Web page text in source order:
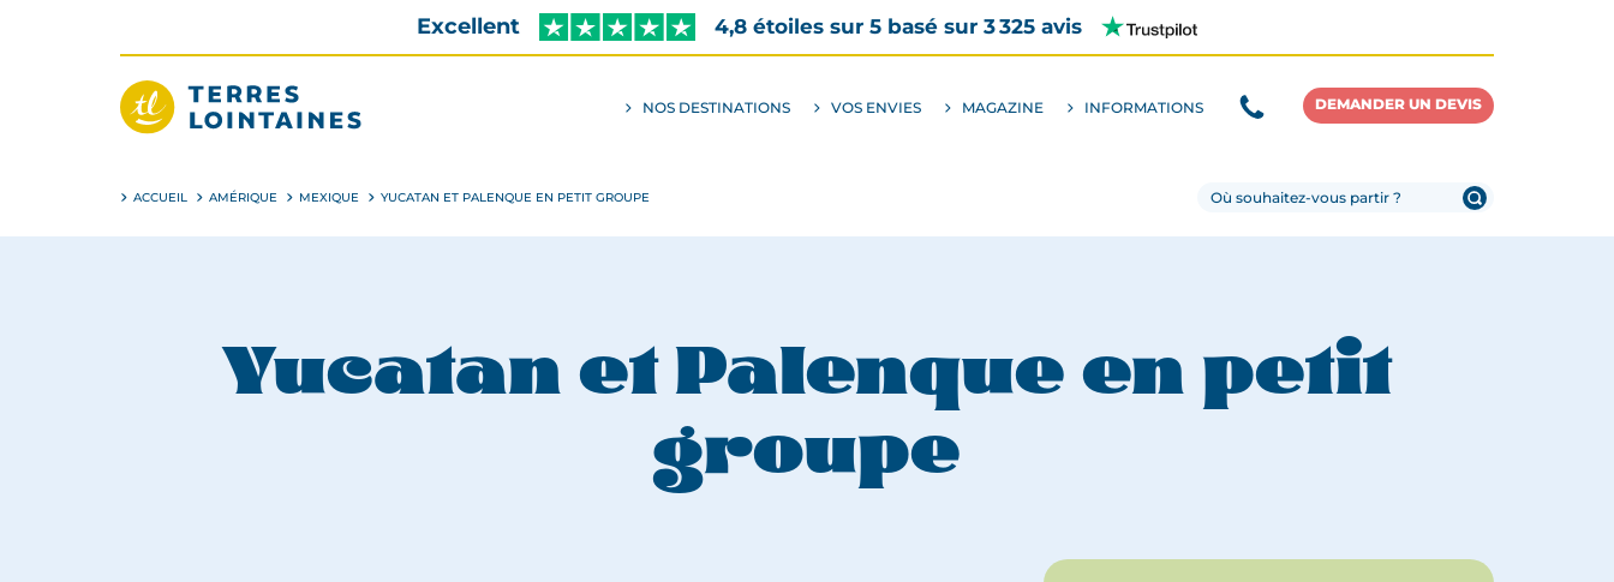
contenu
Excellent 4,8 étoiles sur 5 basé sur 3 325 avis
NOS DESTINATIONS
ALLER
VOS ENVIES MAGAZINE INFORMATIONS DEMANDER UN DEVIS
ACCUEIL AMÉRIQUE MEXIQUE YUCATAN ET PALENQUE EN PETIT GROUPE
Yucatan et Palenque en petit
groupe